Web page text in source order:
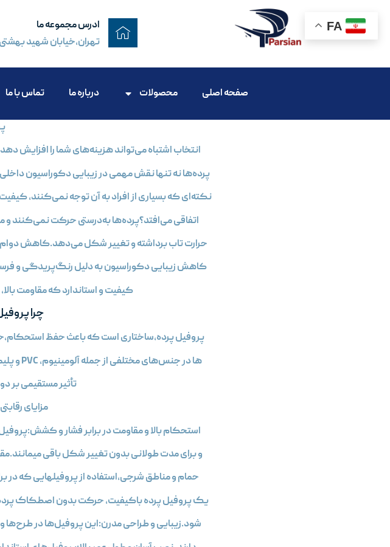
ادرس مجموعه ما
تهران،خیابان شهید
صفحه اصلی محصولات درباره ما تماس با ما پروفيل پرده
انتخاب اشتباه می‌تواند هزینه‌های شما را افزایش
پرده‌ها نه تنها نقش مهمی در زیبایی دکوراسیون داخلی
نکته‌ای که بسیاری از افراد به آن توجه نمی‌کنند،
اتفاقی می‌افتد؟پرده‌ها به‌درستی حرکت نمی‌کنند
حرارت تاب برداشته و تغییر شکل می‌دهد.کاهش
کاهش زیبایی دکوراسیون به دلیل رنگ‌پریدگی و
کیفیت و استاندارد که مقاومت
چرا
پروفیل پرده،ساختاری است که باعث حفظ
ها در جنس‌های مختلفی از جمله آلومینیوم، PVC و پلیمرهای تقویت‌شده تولید می‌شوند . انتخاب صحیح این پروفیل‌ها،
تأثیر مستقیمی بر
مزایای
استحکام بالا و مقاومت در برابر فشار و
و برای مدت طولانی بدون تغییر شکل باقی
حمام و مناطق شرجی،استفاده از پروفیلهایی که در
یک پروفیل پرده باکیفیت، حرکت بدون اصطکاک
شود.زیبایی و طراحی مدرن:این پروفیل‌ها در
FA